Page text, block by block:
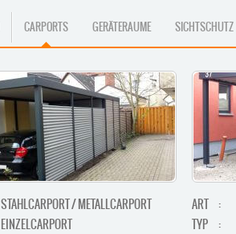
CARPORTS GERÄTERAUME SICHTSCHUTZ
STAHLCARPORT / METALLCARPORT
EINZELCARPORT
ART
:
TYP
: